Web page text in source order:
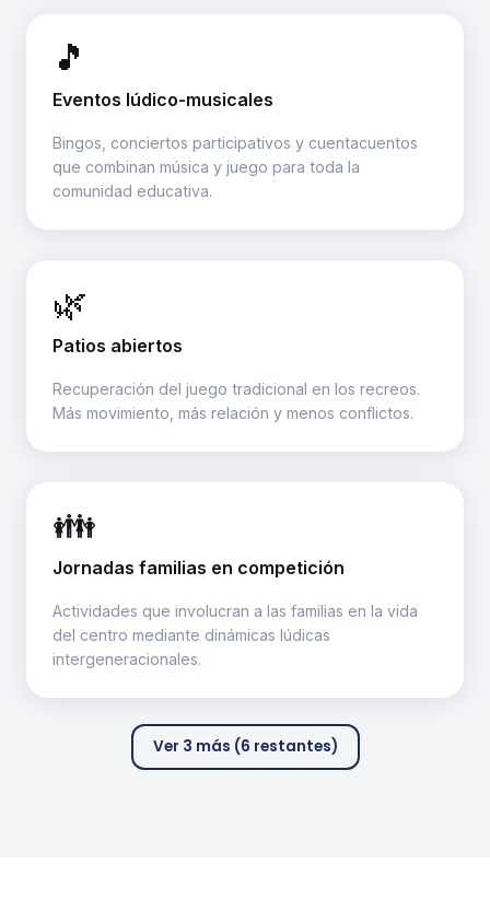
🎵
Eventos lúdico-musicales
Bingos, conciertos participativos y cuentacuentos
que combinan música y juego para toda la
comunidad educativa.
🌿
Patios abiertos
Recuperación del juego tradicional en los recreos.
Más movimiento, más relación y menos conflictos.
👪
Jornadas familias en competición
Actividades que involucran a las familias en la vida
del centro mediante dinámicas lúdicas
intergeneracionales.
Ver 3 más (6 restantes)